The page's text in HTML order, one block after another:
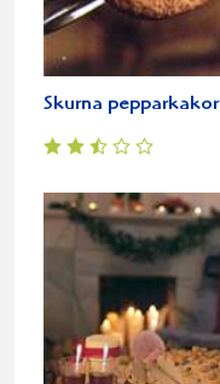
Skurna pepparkakor